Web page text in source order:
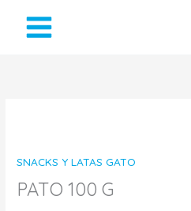
SNACKS Y LATAS GATO
PATO 100 G